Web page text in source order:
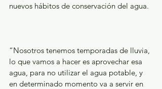
nuevos hábitos de conservación del agua.
“Nosotros tenemos temporadas de lluvia,
lo que vamos a hacer es aprovechar esa
agua, para no utilizar el agua potable, y
en determinado momento va a servir en